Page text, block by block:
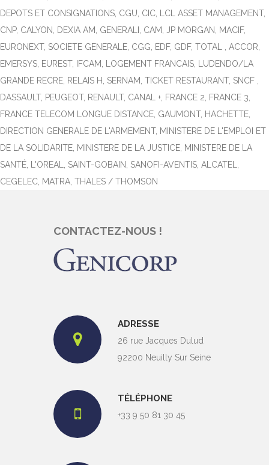
DEPOTS ET CONSIGNATIONS, CGU, CIC, LCL ASSET MANAGEMENT,
CNP, CALYON, DEXIA AM, GENERALI, CAM, JP MORGAN, MACIF,
EURONEXT, SOCIETE GENERALE, CGG, EDF, GDF, TOTAL , ACCOR,
EMERSYS, EUREST, IFCAM, LOGEMENT FRANCAIS, LUDENDO/LA
GRANDE RECRE, RELAIS H, SERNAM, TICKET RESTAURANT, SNCF ,
DASSAULT, PEUGEOT, RENAULT, CANAL +, FRANCE 2, FRANCE 3,
FRANCE TELECOM LONGUE DISTANCE, GAUMONT, HACHETTE,
DIRECTION GENERALE DE L'ARMEMENT, MINISTERE DE L'EMPLOI ET
DE LA SOLIDARITE, MINISTERE DE LA JUSTICE, MINISTERE DE LA
SANTÉ, L'OREAL, SAINT-GOBAIN, SANOFI-AVENTIS, ALCATEL,
CEGELEC, MATRA, THALES / THOMSON
CONTACTEZ-NOUS !
ADRESSE
26 rue Jacques Dulud
92200 Neuilly Sur Seine
TÉLÉPHONE
+33 9 50 81 30 45